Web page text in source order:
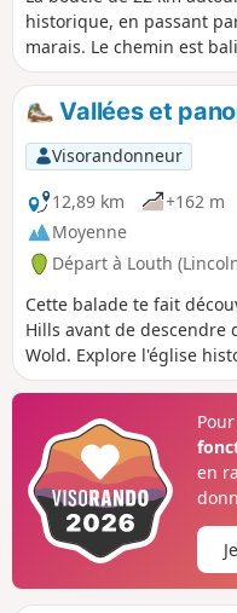
historique, en passant
marais. Le chemin est
flèche. Même si la
circuits plus courts qui
pour revenir en ville si tu
seule journée.
Vallées et
Visorandonneur
12,89 km
+162 m
Moyenne
Départ à Louth
Cette balade te fait
Hills avant de descendre
Wold. Explore l'église
Elkington avant de
en